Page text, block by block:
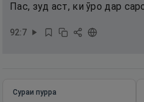
Пас, зуд аст, ки ӯро дар
92:7
Сураи пурра